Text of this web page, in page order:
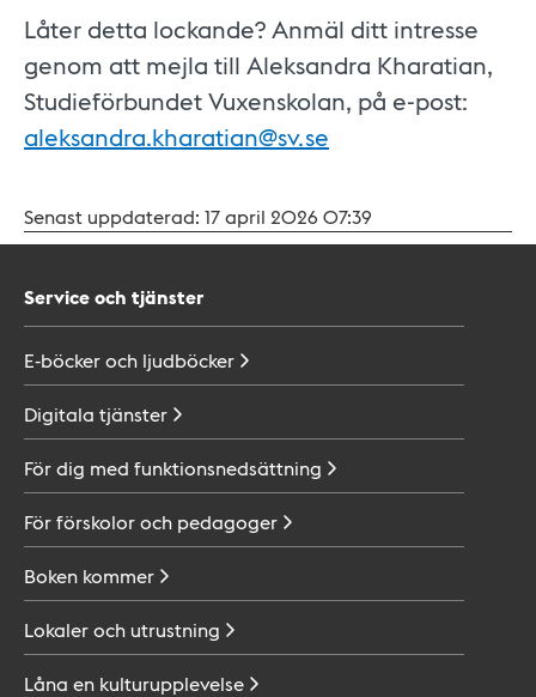
Låter detta lockande? Anmäl ditt intresse
genom att mejla till Aleksandra Kharatian,
Studieförbundet Vuxenskolan, på e-post:
aleksandra.kharatian@sv.se
Senast uppdaterad: 17 april 2026 07:39
Service och tjänster
E-böcker och ljudböcker
Digitala tjänster
För dig med funktionsnedsättning
För förskolor och pedagoger
Boken kommer
Lokaler och utrustning
Låna en kulturupplevelse